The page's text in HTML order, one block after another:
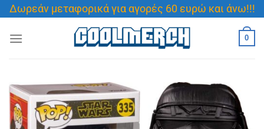
Μετάβαση
στο
περιεχόμενο
Δωρεάν μεταφορικά για αγορές 60 ευρώ και άνω!!!
0